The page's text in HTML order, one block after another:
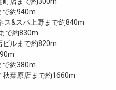
で約940m
ス&スパ上野まで約840m
で約830m
ビルまで約820m
で約380m
秋葉原店まで約1660m